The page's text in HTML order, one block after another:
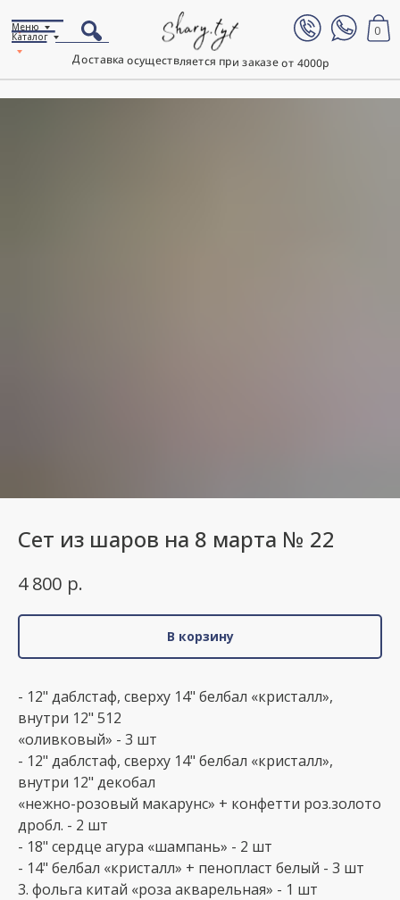
Доставка осуществляется при заказе от 4000р
0
Каталог
Меню
Сет из шаров на 8 марта № 22
4 800 р.
В корзину
- 12" даблстаф, сверху 14" белбал «кристалл»,
внутри 12" 512
«оливковый» - 3 шт
- 12" даблстаф, сверху 14" белбал «кристалл»,
внутри 12" декобал
«нежно-розовый макарунс» + конфетти роз.золото
дробл. - 2 шт
- 18" сердце агура «шампань» - 2 шт
- 14" белбал «кристалл» + пенопласт белый - 3 шт
3. фольга китай «роза акварельная» - 1 шт